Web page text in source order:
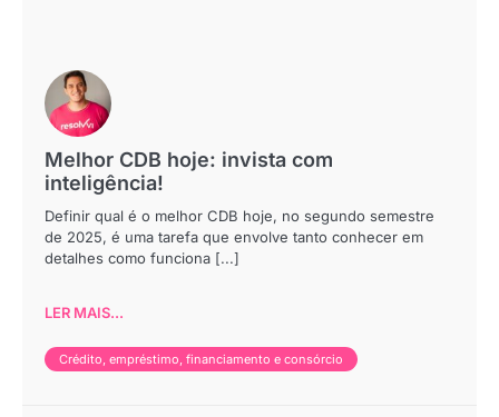
Melhor CDB hoje: invista com
inteligência!
Definir qual é o melhor CDB hoje, no segundo semestre
de 2025, é uma tarefa que envolve tanto conhecer em
detalhes como funciona [...]
LER MAIS...
Crédito, empréstimo, financiamento e consórcio